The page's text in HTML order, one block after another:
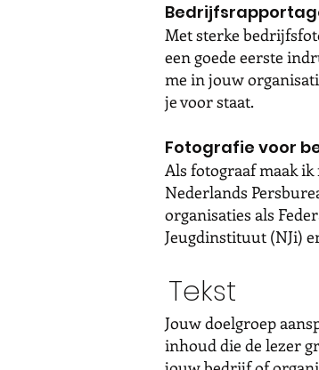
Met sterke
een goede eerste
me in jouw
je voor staat.
Fotografie voor
Als fotograaf maak
Nederlands
organisaties als
Jeugdinstituut (NJi)
Tekst
Jouw doelgroep
inhoud die de lezer